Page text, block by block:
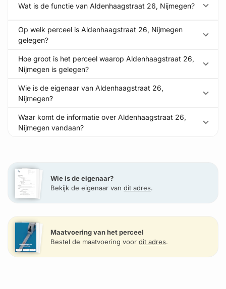
Wat is de functie van Aldenhaagstraat 26, Nijmegen?
Op welk perceel is Aldenhaagstraat 26, Nijmegen
gelegen?
Hoe groot is het perceel waarop Aldenhaagstraat 26,
Nijmegen is gelegen?
Wie is de eigenaar van Aldenhaagstraat 26,
Nijmegen?
Waar komt de informatie over Aldenhaagstraat 26,
Nijmegen vandaan?
Wie is de eigenaar?
Bekijk de eigenaar van dit adres.
Maatvoering van het perceel
Bestel de maatvoering voor dit adres.